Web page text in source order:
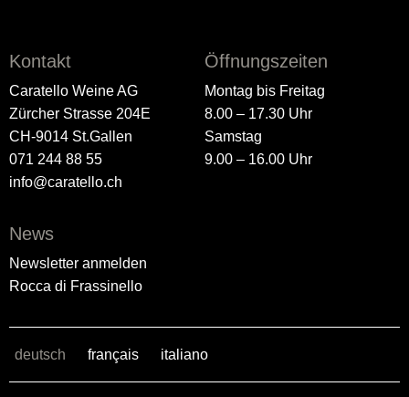
Kontakt
Caratello Weine AG
Zürcher Strasse 204E
CH-9014 St.Gallen
071 244 88 55
info@caratello.ch
Öffnungszeiten
Montag bis Freitag
8.00 – 17.30 Uhr
Samstag
9.00 – 16.00 Uhr
News
Newsletter anmelden
Rocca di Frassinello
deutsch français italiano